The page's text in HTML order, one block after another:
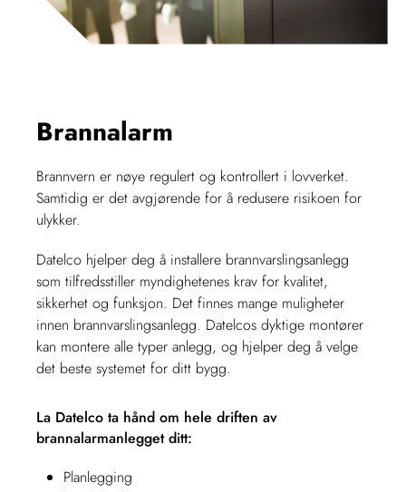
Brannalarm
Brannvern er nøye regulert og kontrollert i lovverket.
Samtidig er det avgjørende for å redusere risikoen for
ulykker.
Datelco hjelper deg å installere brannvarslingsanlegg
som tilfredsstiller myndighetenes krav for kvalitet,
sikkerhet og funksjon. Det finnes mange muligheter
innen brannvarslingsanlegg. Datelcos dyktige montører
kan montere alle typer anlegg, og hjelper deg å velge
det beste systemet for ditt bygg.
La Datelco ta hånd om hele driften av
brannalarmanlegget ditt:
Planlegging